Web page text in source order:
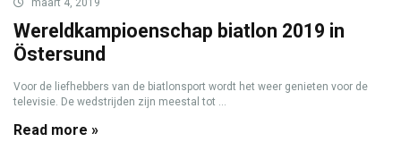
maart 4, 2019
Wereldkampioenschap biatlon 2019 in
Östersund
Voor de liefhebbers van de biatlonsport wordt het weer genieten voor de
televisie. De wedstrijden zijn meestal tot ...
Read more »